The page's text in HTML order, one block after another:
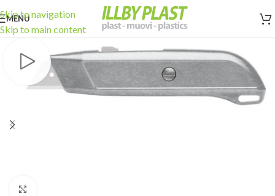
Skip to navigation
Skip to main content
MENU